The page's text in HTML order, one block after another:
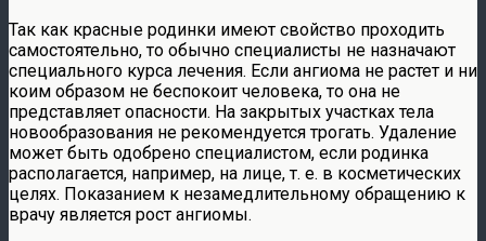
Так как красные родинки имеют свойство проходить
самостоятельно, то обычно специалисты не назначают
специального курса лечения. Если ангиома не растет и ни
коим образом не беспокоит человека, то она не
представляет опасности. На закрытых участках тела
новообразования не рекомендуется трогать. Удаление
может быть одобрено специалистом, если родинка
располагается, например, на лице, т. е. в косметических
целях. Показанием к незамедлительному обращению к
врачу является рост ангиомы.